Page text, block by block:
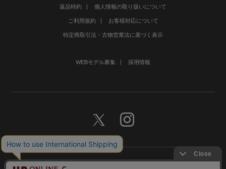
返品特約 個人情報の取り扱いについて
ご利用規約 お客様対応について
特定商取引法・古物営業法に基づく表示
WEBモデル募集 採用情報